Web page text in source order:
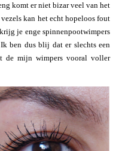
komt er niet bizar veel van het
kan het echt hopeloos fout
je enge spinnenpootwimpers
ben dus blij dat er slechts een
de mijn wimpers vooral voller